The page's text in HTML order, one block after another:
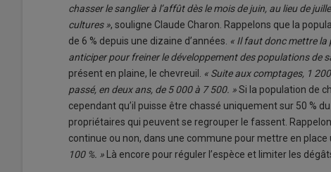
chasser le sanglier à l’affût dès le mois de juin, au lieu de
cultures », souligne Claude Charon. Rappelons que la
de 6 % depuis une dizaine d’années. « Il faut donc mettre la
anticiper pour freiner le développement des populations de
présent en plaine, le chevreuil. « Suite aux comptages, 1
passé, en deux ans, de 5 000 à 7 500. »Si la population de
cependant qu’il puisse être chassé uniquement sur 50 %
propriétaires qui peuvent se regrouper le fassent.
continue ou non, dans une commune pour mettre en place
100 %. » Là encore pour réguler l’espèce et limiter les